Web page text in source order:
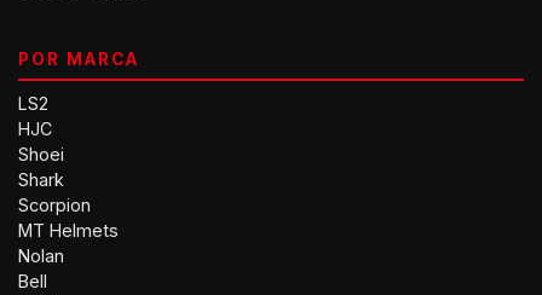
POR MARCA
LS2
HJC
Shoei
Shark
Scorpion
MT Helmets
Nolan
Bell